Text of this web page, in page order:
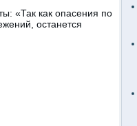
«Так как опасения по
останется